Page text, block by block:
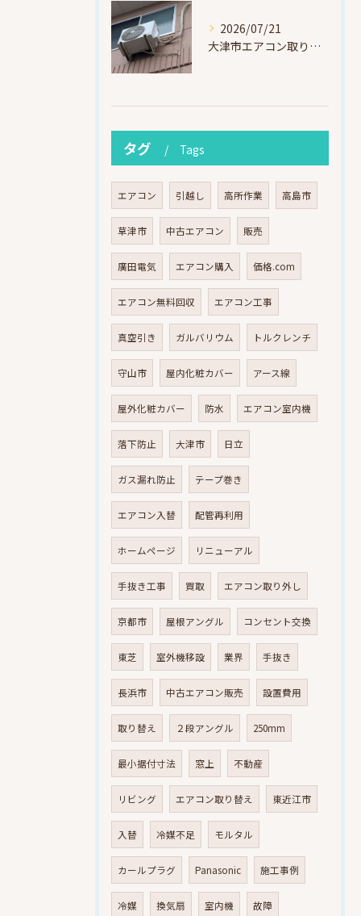
2026/07/21
大津市エアコン取り付け｜他社で断られたマンション3階の壁面アングル高所作業（ハイセンス HA-J22H-W・プレジーオビワコ）
タグ Tags
エアコン 引越し 高所作業 高島市
草津市 中古エアコン 販売
廣田電気 エアコン購入 価格.com
エアコン無料回収 エアコン工事
真空引き ガルバリウム トルクレンチ
守山市 屋内化粧カバー アース線
屋外化粧カバー 防水 エアコン室内機
落下防止 大津市 日立
ガス漏れ防止 テープ巻き
エアコン入替 配管再利用
ホームページ リニューアル
手抜き工事 買取 エアコン取り外し
京都市 屋根アングル コンセント交換
東芝 室外機移設 業界 手抜き
長浜市 中古エアコン販売 設置費用
取り替え ２段アングル 250mm
最小据付寸法 窓上 不動産
リビング エアコン取り替え 東近江市
入替 冷媒不足 モルタル
カールプラグ Panasonic 施工事例
冷媒 換気扇 室内機 故障